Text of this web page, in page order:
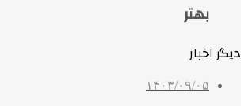
بهتر
دیگر اخبار
۱۴۰۳/۰۹/۰۵